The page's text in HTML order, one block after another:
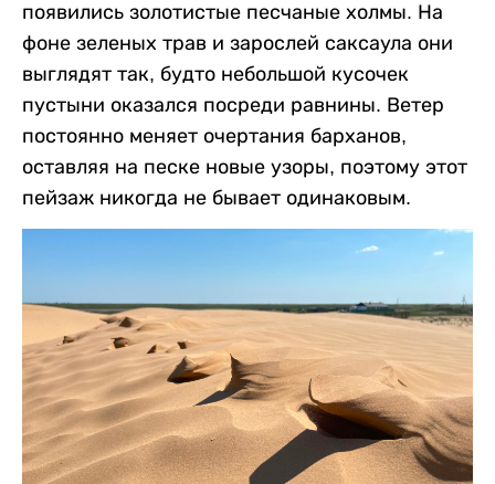
появились золотистые песчаные холмы. На
фоне зеленых трав и зарослей саксаула они
выглядят так, будто небольшой кусочек
пустыни оказался посреди равнины. Ветер
постоянно меняет очертания барханов,
оставляя на песке новые узоры, поэтому этот
пейзаж никогда не бывает одинаковым.